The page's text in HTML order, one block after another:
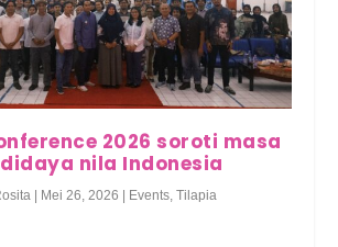
2026 soroti masa
nila Indonesia
| Mei 26, 2026 | Events ,Tilapia